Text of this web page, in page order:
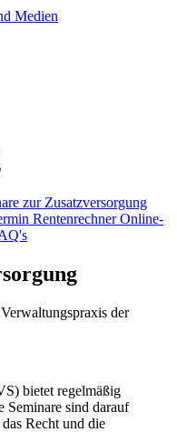
Medien
zur Zusatzversorgung
Rentenrechner Online-
der
bietet regelmäßig
Seminare sind darauf
Recht und die